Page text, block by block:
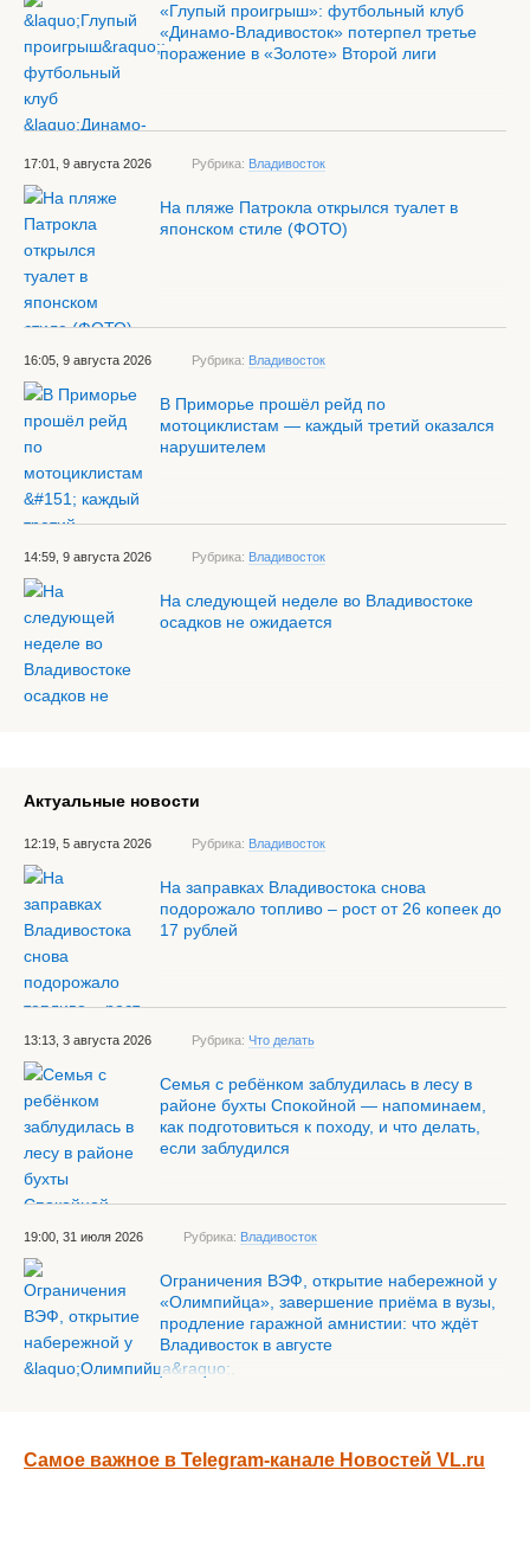
«Глупый проигрыш»: футбольный клуб
«Динамо-Владивосток» потерпел третье
поражение в «Золоте» Второй лиги
17:01, 9 августа 2026 Рубрика: Владивосток
На пляже Патрокла открылся туалет в
японском стиле (ФОТО)
16:05, 9 августа 2026 Рубрика: Владивосток
В Приморье прошёл рейд по
мотоциклистам — каждый третий оказался
нарушителем
14:59, 9 августа 2026 Рубрика: Владивосток
На следующей неделе во Владивостоке
осадков не ожидается
Актуальные новости
12:19, 5 августа 2026 Рубрика: Владивосток
На заправках Владивостока снова
подорожало топливо – рост от 26 копеек до
17 рублей
13:13, 3 августа 2026 Рубрика: Что делать
Семья с ребёнком заблудилась в лесу в
районе бухты Спокойной — напоминаем,
как подготовиться к походу, и что делать,
если заблудился
19:00, 31 июля 2026 Рубрика: Владивосток
Ограничения ВЭФ, открытие набережной у
«Олимпийца», завершение приёма в вузы,
продление гаражной амнистии: что ждёт
Владивосток в августе
Самое важное в Telegram-канале Новостей VL.ru